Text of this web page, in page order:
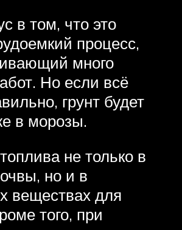
в том, что это
процесс,
много
Но если всё
грунт будет
в морозы.
не только в
но и в
веществах для
того, при